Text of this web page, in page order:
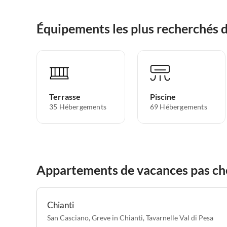
Équipements les plus recherchés
Terrasse
35 Hébergements
Piscine
69 Hébergements
Appartements de vacances pas
Chianti
San Casciano, Greve in Chianti, Tavarnelle Val di Pesa